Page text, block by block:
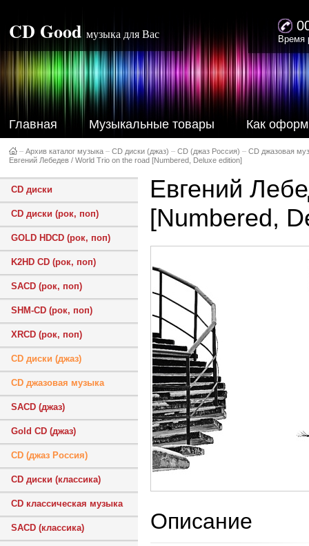
CD Good музыка для Вас Время
Главная Музыкальные товары Как
– Архив каталог музыка – CD диски (джаз) – CD (джаз Россия) – CD джазовая
Евгений Лебедев / World Trio on the road [Numbered, Deluxe edition]
CD диски
CD диски (рок, поп)
GOLD HDCD (рок, поп)
K2HD CD (рок, поп)
SACD (рок, поп)
SHM-CD (рок, поп)
XRCD (рок, поп)
CD диски (джаз)
CD джазовая музыка
SACD (джаз)
Gold CD (джаз)
CD (джаз Россия)
CD диски (классика)
CD классическая музыка
SACD (классика)
Евгений
[Numbered,
Описание